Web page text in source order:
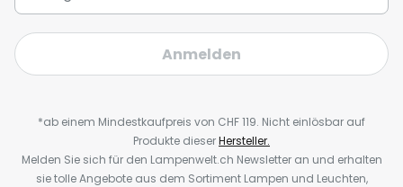
Anmelden
*ab einem Mindestkaufpreis von CHF 119. Nicht einlösbar auf
Produkte dieserHersteller.
Melden Sie sich für den Lampenwelt.ch Newsletter an und erhalten
sie tolle Angebote aus dem Sortiment Lampen und Leuchten,